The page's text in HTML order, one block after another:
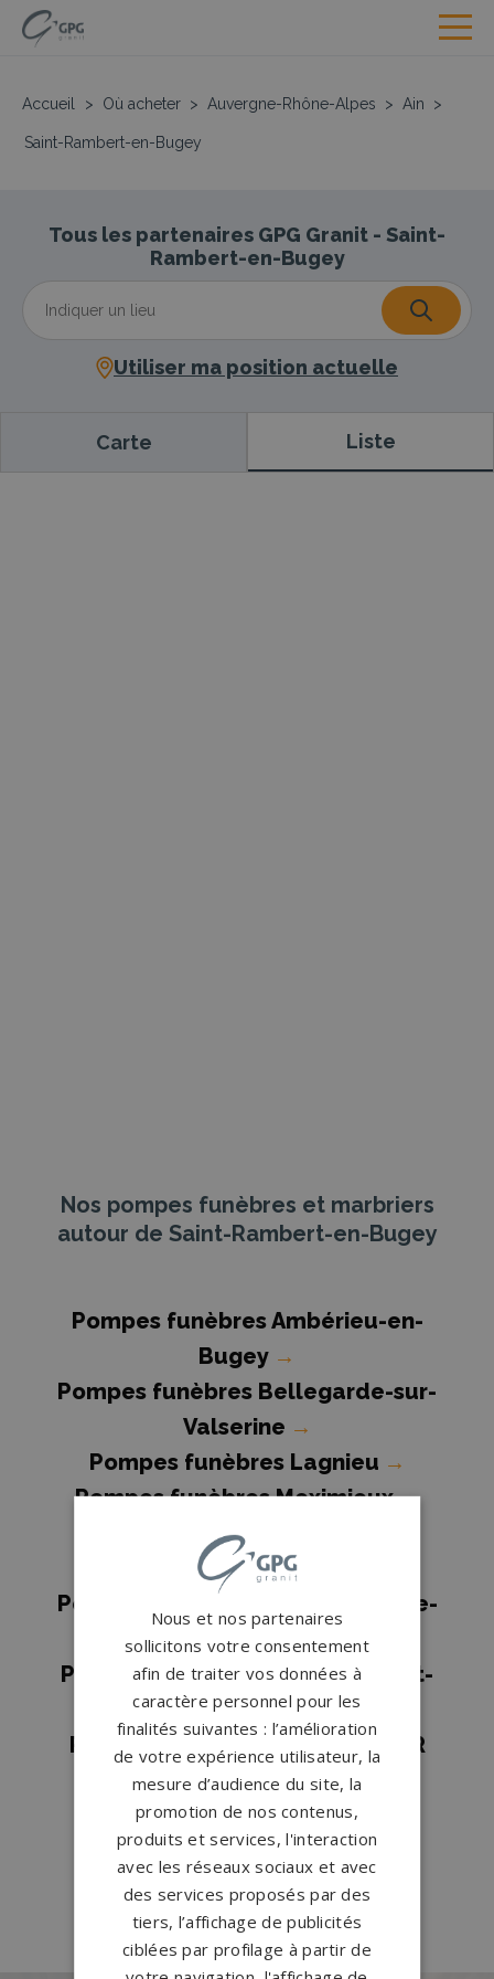
Accueil > Où acheter > Auvergne-Rhône-Alpes > Ain >
Saint-Rambert-en-Bugey
Tous les partenaires GPG Granit - Saint-
Rambert-en-Bugey
Utiliser ma position actuelle
Carte Liste
Nos pompes funèbres et marbriers
autour de Saint-Rambert-en-Bugey
Pompes funèbres Ambérieu-en-
Bugey →
Pompes funèbres Bellegarde-sur-
Valserine →
Pompes funèbres Lagnieu →
Pompes funèbres Meximieux→
Pompes funèbres Oyonnax
Pompes funèbres Ozan
Pompes funèbres Saint-André-de-
Bâgé→
Pompes funèbres Saint-Rambert-
en-Bugey →
Pompes funèbres ST DIDIER SUR
CHALARONNE →
Pompes funèbres Villars-les-
Dombes →
Pompes funèbres VONNAS
Nous et nos partenaires
sollicitons votre consentement
afin de traiter vos données à
caractère personnel pour les
finalités suivantes : l’amélioration
de votre expérience utilisateur, la
mesure d’audience du site, la
promotion de nos contenus,
produits et services, l'interaction
avec les réseaux sociaux et avec
des services proposés par des
tiers, l’affichage de publicités
ciblées par profilage à partir de